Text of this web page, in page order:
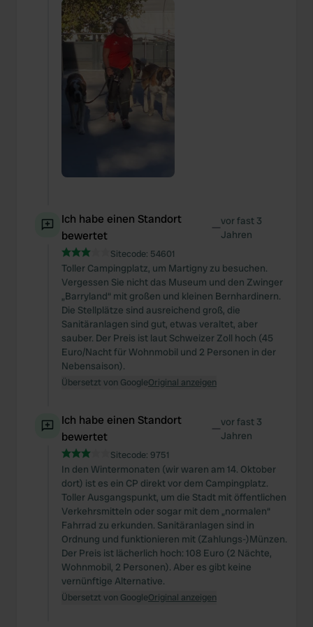
Ich habe einen Standort
bewertet
—vor fast 3
Jahren
Sitecode: 54601
Toller Campingplatz, um Martigny zu besuchen.
Vergessen Sie nicht das Museum und den Zwinger
„Barryland“ mit großen und kleinen Bernhardinern.
Die Stellplätze sind ausreichend groß, die
Sanitäranlagen sind gut, etwas veraltet, aber
sauber. Der Preis ist laut Schweizer Zoll hoch (45
Euro/Nacht für Wohnmobil und 2 Personen in der
Nebensaison).
Übersetzt von GoogleOriginal anzeigen
Ich habe einen Standort
bewertet
—vor fast 3
Jahren
Sitecode: 9751
In den Wintermonaten (wir waren am 14. Oktober
dort) ist es ein CP direkt vor dem Campingplatz.
Toller Ausgangspunkt, um die Stadt mit öffentlichen
Verkehrsmitteln oder sogar mit dem „normalen“
Fahrrad zu erkunden. Sanitäranlagen sind in
Ordnung und funktionieren mit (Zahlungs-)Münzen.
Der Preis ist lächerlich hoch: 108 Euro (2 Nächte,
Wohnmobil, 2 Personen). Aber es gibt keine
vernünftige Alternative.
Übersetzt von GoogleOriginal anzeigen